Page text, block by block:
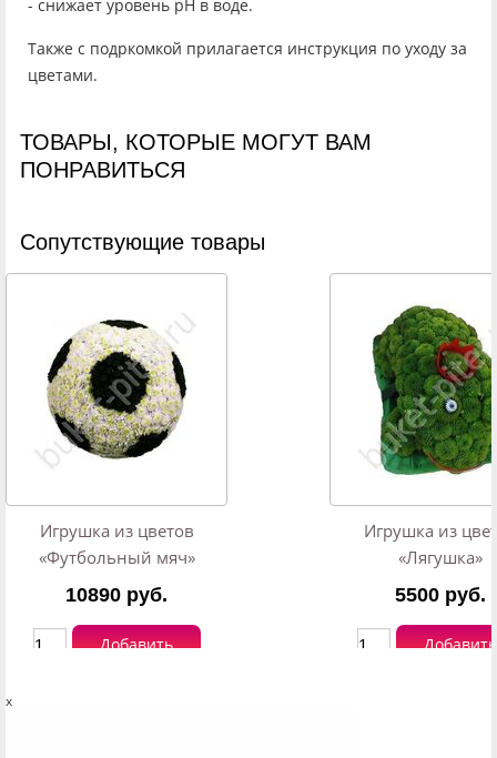
- снижает уровень рН в воде.
Также с подркомкой прилагается инструкция по уходу за
цветами.
ТОВАРЫ, КОТОРЫЕ МОГУТ ВАМ
ПОНРАВИТЬСЯ
Cопутствующие товары
Игрушка из цветов
«Футбольный мяч»
Добавить
10890 руб.
Игрушка из
«Лягушка»
Добавить
5500 руб.
x